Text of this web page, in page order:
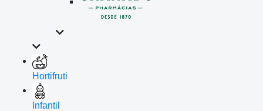
Hortifruti
Infantil